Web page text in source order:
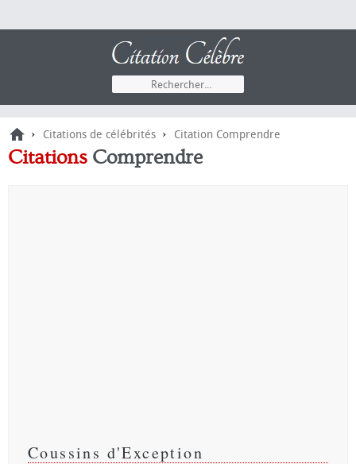
› Citations de célébrités › Citation Comprendre
Citations Comprendre
Coussins d'Exception